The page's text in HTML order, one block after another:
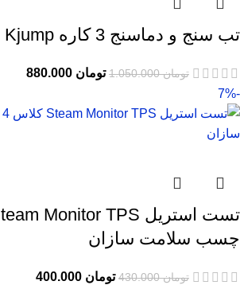
تب سنج و دماسنج 3 کاره Kjump
تومان1.050.000 تومان
-7%
چسب سلامت سازان
تومان430.000 تومان